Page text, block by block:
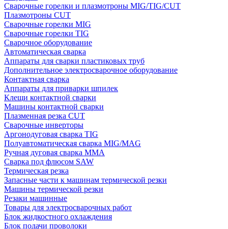
Сварочные горелки и плазмотроны MIG/TIG/CUT
Плазмотроны CUT
Сварочные горелки MIG
Сварочные горелки TIG
Сварочное оборудование
Автоматическая сварка
Аппараты для сварки пластиковых труб
Дополнительное электросварочное оборудование
Контактная сварка
Аппараты для приварки шпилек
Клещи контактной сварки
Машины контактной сварки
Плазменная резка CUT
Сварочные инверторы
Аргонодуговая сварка TIG
Полуавтоматическая сварка MIG/MAG
Ручная дуговая сварка MMA
Сварка под флюсом SAW
Термическая резка
Запасные части к машинам термической резки
Машины термической резки
Резаки машинные
Товары для электросварочных работ
Блок жидкостного охлаждения
Блок подачи проволоки